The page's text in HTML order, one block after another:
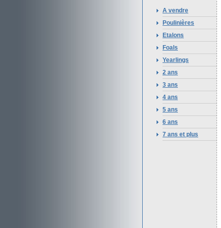
A vendre
Poulinières
Etalons
Foals
Yearlings
2 ans
3 ans
4 ans
5 ans
6 ans
7 ans et plus